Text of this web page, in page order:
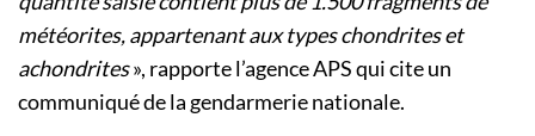
météorites, appartenant aux types chondrites et
achondrites», rapporte l’agence APS qui cite un
communiqué de la gendarmerie nationale.